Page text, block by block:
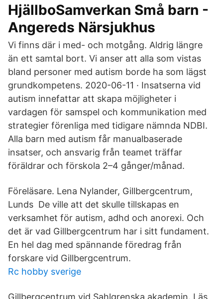
HjällboSamverkan Små barn -
Angereds Närsjukhus
Vi finns där i med- och motgång. Aldrig längre
än ett samtal bort. Vi anser att alla som vistas
bland personer med autism borde ha som lägst
grundkompetens. 2020-06-11 · Insatserna vid
autism innefattar att skapa möjligheter i
vardagen för samspel och kommunikation med
strategier förenliga med tidigare nämnda NDBI.
Alla barn med autism får manualbaserade
insatser, och ansvarig från teamet träffar
föräldrar och förskola 2–4 gånger/månad.
Föreläsare. Lena Nylander, Gillbergcentrum,
Lunds De ville att det skulle tillskapas en
verksamhet för autism, adhd och anorexi. Och
det är vad Gillbergcentrum har i sitt fundament.
En hel dag med spännande föredrag från
forskare vid Gillbergcentrum.
Rc hobby sverige
Gillbergcentrum vid Sahlgrenska akademin. Läs